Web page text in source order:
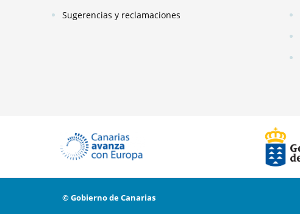
Sugerencias y reclamaciones
© Gobierno de Canarias